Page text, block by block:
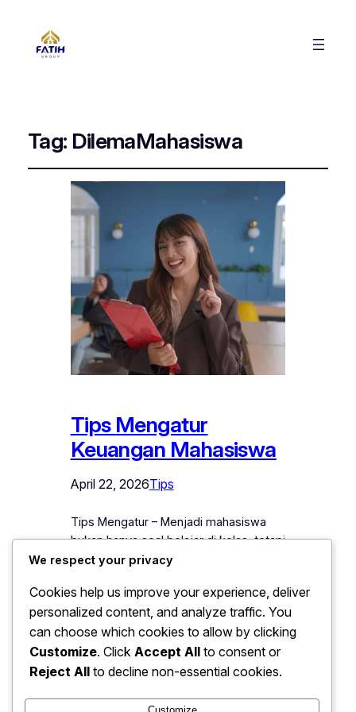
Tag: DilemaMahasiswa
Tips Mengatur
Keuangan Mahasiswa
April 22, 2026Tips
Tips Mengatur – Menjadi mahasiswa
bukan hanya soal belajar di kelas, tetapi
juga belajar mandiri dalam mengelola
terutama yang merantau ke kawasan
pendidikan seperti sekitar Institut
Pertanian Bogor, tantangan finansial
menjadi hal yang cukup nyata. Mulai dari
biaya makan, transportasi, kebutuhan
perlu diatur dengan bijak agar tidak…
We respect your privacy
Cookies help us improve your experience, deliver
personalized content, and analyze traffic. You
can choose which cookies to allow by clicking
Customize. Click Accept All to consent or
Reject All to decline non-essential cookies.